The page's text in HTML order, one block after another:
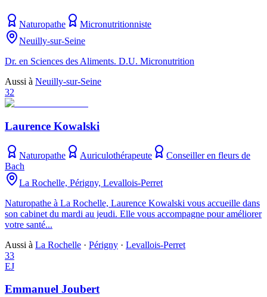
Naturopathe
Micronutritionniste
Neuilly-sur-Seine
Dr. en Sciences des Aliments. D.U. Micronutrition
Aussi à Neuilly-sur-Seine
32
Laurence Kowalski
Naturopathe Auriculothérapeute
Conseiller en fleurs de
Bach
La Rochelle, Périgny, Levallois-Perret
Naturopathe à La Rochelle, Laurence Kowalski vous accueille dans
son cabinet du mardi au jeudi. Elle vous accompagne pour améliorer
votre santé...
Aussi à La Rochelle · Périgny · Levallois-Perret
33
EJ
Emmanuel Joubert